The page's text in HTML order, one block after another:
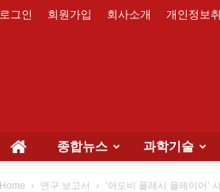
로그인 회원가입 회사소개 개인정보
종합뉴스 과학기술
Home 연구 보고서 ‘어도비 플래시 플레이어’